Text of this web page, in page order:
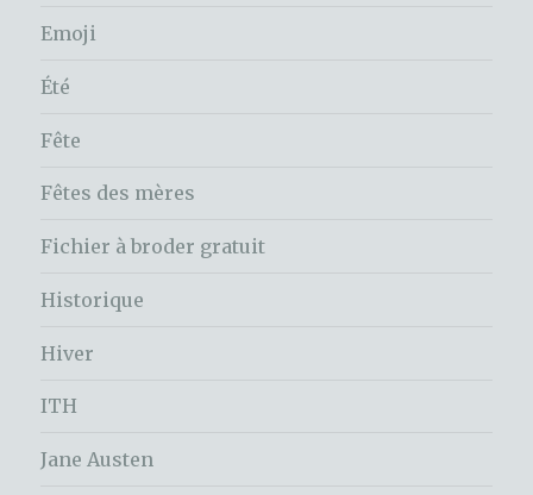
Emoji
Été
Fête
Fêtes des mères
Fichier à broder gratuit
Historique
Hiver
ITH
Jane Austen